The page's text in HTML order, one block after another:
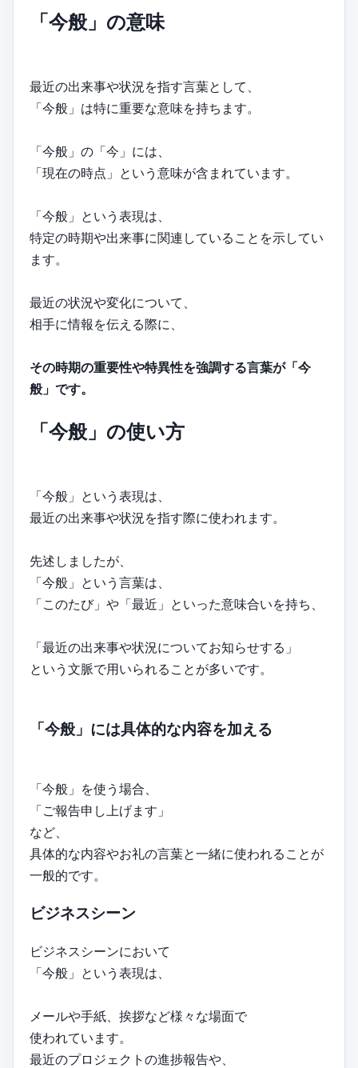
「今般」の意味
最近の出来事や状況を指す言葉として、
「今般」は特に重要な意味を持ちます。
「今般」の「今」には、
「現在の時点」という意味が含まれています。
「今般」という表現は、
特定の時期や出来事に関連していることを示してい
ます。
最近の状況や変化について、
相手に情報を伝える際に、
その時期の重要性や特異性を強調する言葉が「今
般」です。
「今般」の使い方
「今般」という表現は、
最近の出来事や状況を指す際に使われます。
先述しましたが、
「今般」という言葉は、
「このたび」や「最近」といった意味合いを持ち、
「最近の出来事や状況についてお知らせする」
という文脈で用いられることが多いです。
「今般」には具体的な内容を加える
「今般」を使う場合、
「ご報告申し上げます」
など、
具体的な内容やお礼の言葉と一緒に使われることが
一般的です。
ビジネスシーン
ビジネスシーンにおいて
「今般」という表現は、
メールや手紙、挨拶など様々な場面で
使われています。
最近のプロジェクトの進捗報告や、